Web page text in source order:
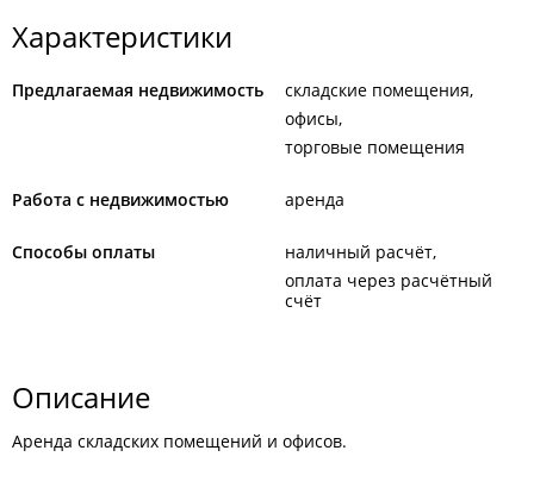
Характеристики
Предлагаемая недвижимость
складские помещения
офисы
торговые помещения
Работа с недвижимостью аренда
Способы оплаты
наличный расчёт
оплата через расчётный
счёт
Описание
Аренда складских помещений и офисов.